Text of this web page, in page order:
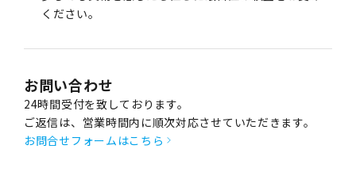
ください。
お問い合わせ
24時間受付を致しております。
ご返信は、営業時間内に順次対応させていただきます。
お問合せフォームはこちら